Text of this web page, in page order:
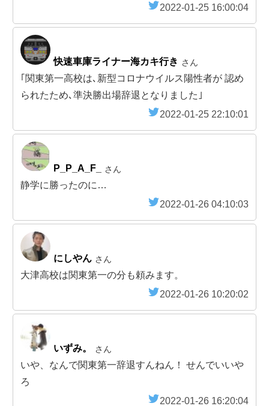
2022-01-25 16:00:04
快速車庫ライナー海カキ行き さん
｢関東第一高校は､新型コロナウイルス陽性者が 認め
られたため､準決勝出場辞退となりました｣
2022-01-25 22:10:01
P_P_A_F_ さん
静学に勝ったのに…
2022-01-26 04:10:03
にしやん さん
大津高校は関東第一の分も頼みます。
2022-01-26 10:20:02
いずみ。 さん
いや、なんで関東第一辞退すんねん！ せんでいいや
ろ
2022-01-26 16:20:04